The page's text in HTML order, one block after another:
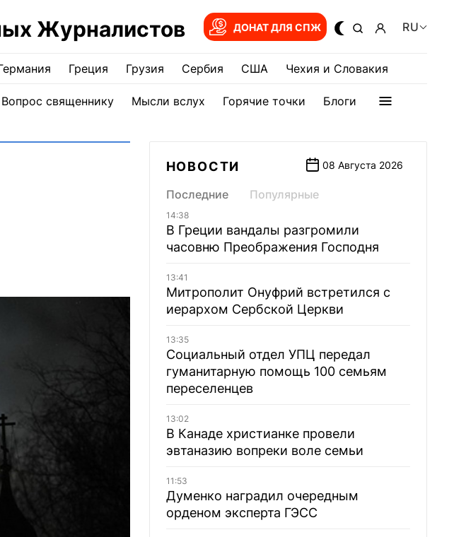
Журналистов ДОНАТ ДЛЯ СПЖ RU
Греция Грузия Сербия США Чехия и Словакия
Вопрос священнику Мысли вслух Горячие точки Блоги
НОВОСТИ 08 Августа 2026
Последние Популярные
14:38
В Греции вандалы разгромили
часовню Преображения Господня
13:41
Митрополит Онуфрий встретился с
иерархом Сербской Церкви
13:35
Социальный отдел УПЦ передал
гуманитарную помощь 100 семьям
переселенцев
13:02
В Канаде христианке провели
эвтаназию вопреки воле семьи
11:53
Думенко наградил очередным
орденом эксперта ГЭСС